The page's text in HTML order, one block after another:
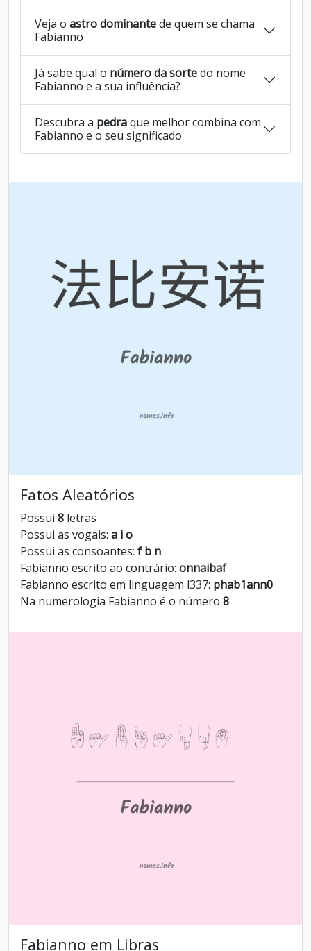
Veja o astro dominantede quem se chama
Fabianno
Já sabe qual o número da sortedo nome
Fabianno e a sua influência?
Descubra a pedraque melhor combina com
Fabianno e o seu significado
Fatos Aleatórios
Possui 8 letras
Possui as vogais: a i o
Possui as consoantes: f b n
Fabianno escrito ao contrário: onnaibaf
Fabianno escrito em linguagem l337: phab1ann0
Na numerologia Fabianno é o número 8
Fabianno em Libras